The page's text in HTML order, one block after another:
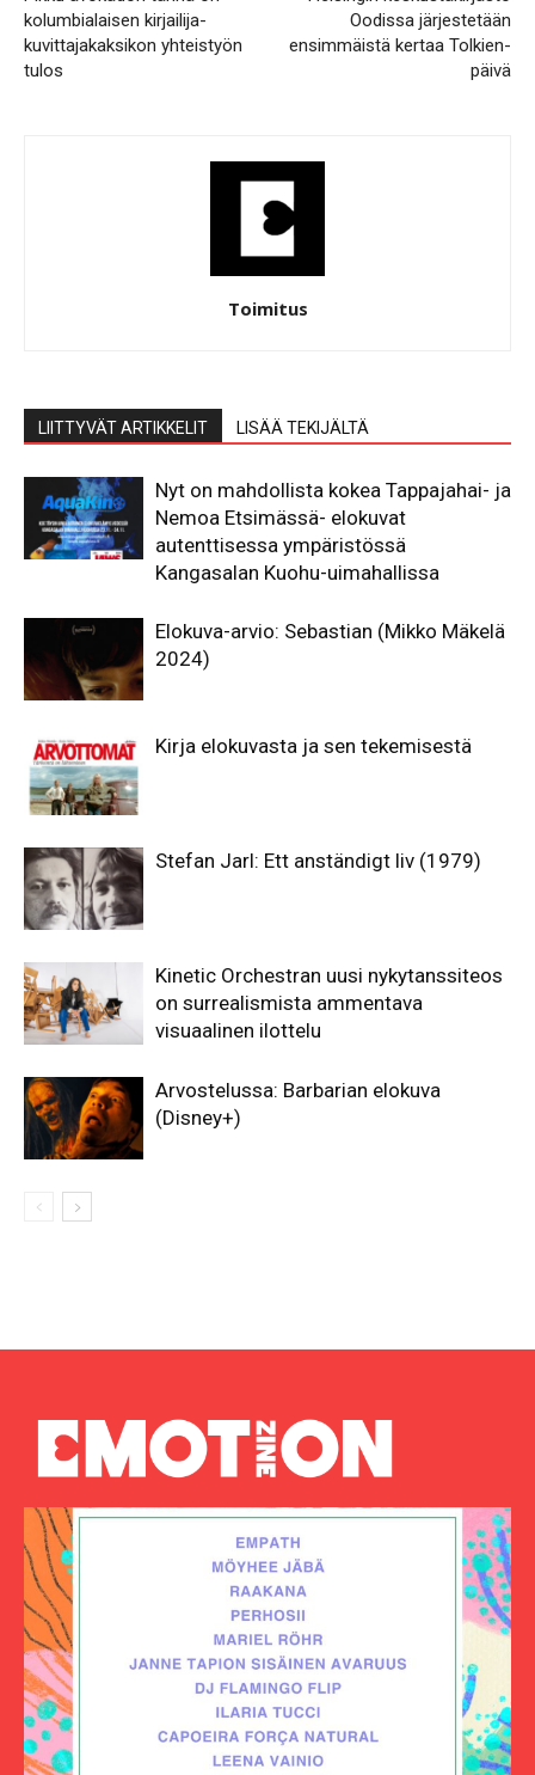
kolumbialaisen kirjailija-
kuvittajakaksikon yhteistyön
tulos
Oodissa järjestetään
ensimmäistä kertaa Tolkien-
päivä
Toimitus
LIITTYVÄT ARTIKKELIT LISÄÄ TEKIJÄLTÄ
Nyt on mahdollista kokea Tappajahai- ja
Nemoa Etsimässä- elokuvat
autenttisessa ympäristössä
Kangasalan Kuohu-uimahallissa
Elokuva-arvio: Sebastian (Mikko Mäkelä
2024)
Kirja elokuvasta ja sen tekemisestä
Stefan Jarl: Ett anständigt liv (1979)
Kinetic Orchestran uusi nykytanssiteos
on surrealismista ammentava
visuaalinen ilottelu
Arvostelussa: Barbarian elokuva
(Disney+)